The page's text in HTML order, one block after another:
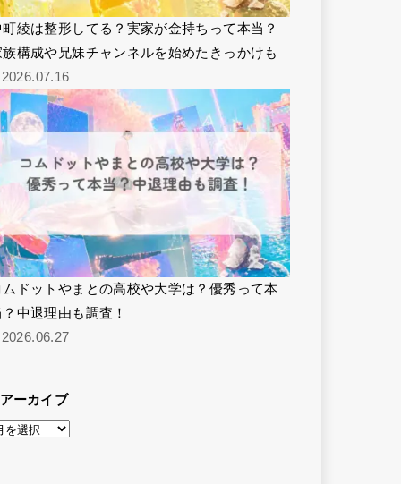
町綾は整形してる？実家が金持ちって本当？
族構成や兄妹チャンネルを始めたきっかけも
2026.07.16
ムドットやまとの高校や大学は？優秀って本
？中退理由も調査！
2026.06.27
アーカイブ